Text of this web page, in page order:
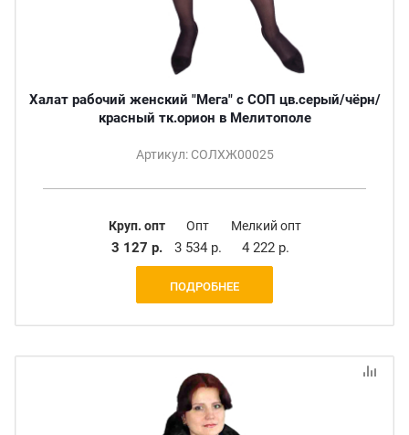
Халат рабочий женский "Мега" с СОП цв.серый/чёрн/
красный тк.орион в Мелитополе
Артикул: СОЛХЖ00025
Круп. опт
3 127 р.
Опт
3 534 р.
Мелкий опт
4 222 р.
ПОДРОБНЕЕ